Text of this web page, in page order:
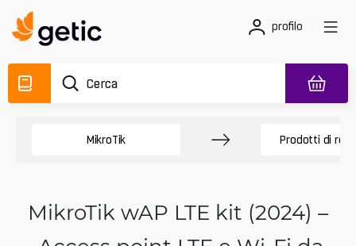
profilo
MikroTik Prodotti di
MikroTik wAP LTE kit (2024) –